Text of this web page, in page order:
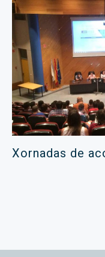
Xornadas de